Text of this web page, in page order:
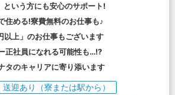
という方にも安心のサポート!
住める!寮費無料のお仕事も♪
以上」のお仕事もございます
正社員になれる可能性も…!?
タのキャリアに寄り添います
送迎あり（寮または駅から）